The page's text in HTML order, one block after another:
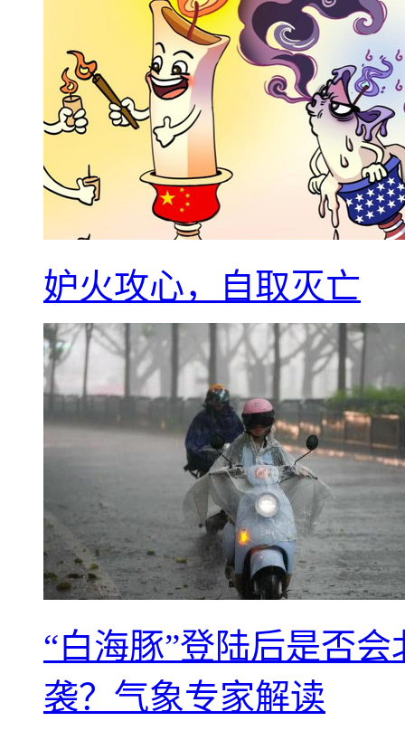
妒火攻心，自取灭亡
“白海豚”登陆后是否
袭？气象专家解读